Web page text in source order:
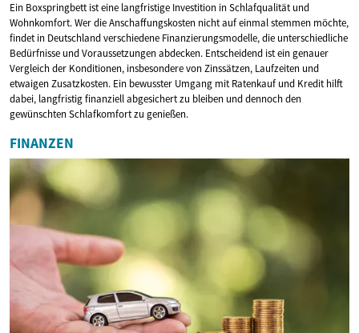
Ein Boxspringbett ist eine langfristige Investition in Schlafqualität und
Wohnkomfort. Wer die Anschaffungskosten nicht auf einmal stemmen möchte,
findet in Deutschland verschiedene Finanzierungsmodelle, die unterschiedliche
Bedürfnisse und Voraussetzungen abdecken. Entscheidend ist ein genauer
Vergleich der Konditionen, insbesondere von Zinssätzen, Laufzeiten und
etwaigen Zusatzkosten. Ein bewusster Umgang mit Ratenkauf und Kredit hilft
dabei, langfristig finanziell abgesichert zu bleiben und dennoch den
gewünschten Schlafkomfort zu genießen.
FINANZEN